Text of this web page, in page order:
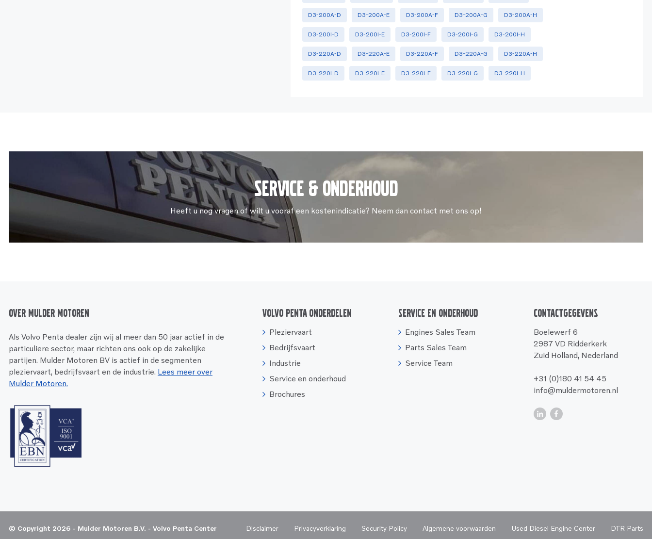
D3-200A-D D3-200A-E D3-200A-F D3-200A-G D3-200A-H
D3-200I-D D3-200I-E D3-200I-F D3-200I-G D3-200I-H
D3-220A-D D3-220A-E D3-220A-F D3-220A-G D3-220A-H
D3-220I-D D3-220I-E D3-220I-F D3-220I-G D3-220I-H
Service & onderhoud
Heeft u nog vragen of wilt u vooraf een kostenindicatie? Neem dan contact met ons op!
Over Mulder Motoren
Als Volvo Penta dealer zijn wij al meer dan 50 jaar actief in de
particuliere sector, maar richten ons ook op de zakelijke
partijen. Mulder Motoren BV is actief in de segmenten
pleziervaart, bedrijfsvaart en de industrie. Lees meer over
Mulder Motoren.
Volvo Penta onderdelen
Pleziervaart
Bedrijfsvaart
Industrie
Service en onderhoud
Brochures
Service en onderhoud
Engines Sales Team
Parts Sales Team
Service Team
Contactgegevens
Boelewerf 6
2987 VD Ridderkerk
Zuid Holland, Nederland
+31 (0)180 41 54 45
info@muldermotoren.nl
© Copyright 2026 - Mulder Motoren B.V. - Volvo Penta Center Disclaimer Privacyverklaring Security Policy Algemene voorwaarden Used Diesel Engine Center DTR Parts